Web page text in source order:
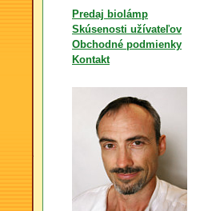
Predaj biolámp
Skúsenosti užívateľov
Obchodné podmienky
Kontakt